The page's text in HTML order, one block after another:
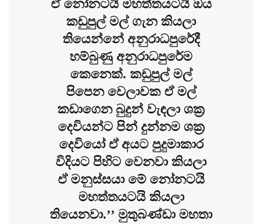
ඒ නෝනටයි මහත්තයටයි ඔය
කඩුපුල් මල් ගැන කියලා
තියෙන්නේ අනුරාධපුරේදී
හම්බුණු අනුරාධපුරේම
කෙනෙක්. කඩුපුල් මල්
පිපෙන වෙලාවක ඒ මල්
කඩාගෙන බුදුන් වැඳලා ශක්‍ර
දෙවියන්ට පින් දුන්නම ශක්‍ර
දෙවියෝ ඒ අයට පුදුමාකාර
විදියට පිහිට වෙනවා කියලා
ඒ මනුස්සයා මේ නෝනටයි
මහත්තයටයි කියලා
තියෙනවා.’’ මුතුබණ්ඩා මහතා